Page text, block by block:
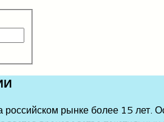
рынке более 15 лет.